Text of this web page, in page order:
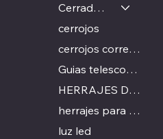
Cerraduras
cerrojos
cerrojos corredizos
Guias telescopicas
HERRAJES DE VIDRIO
herrajes para mesas
luz led